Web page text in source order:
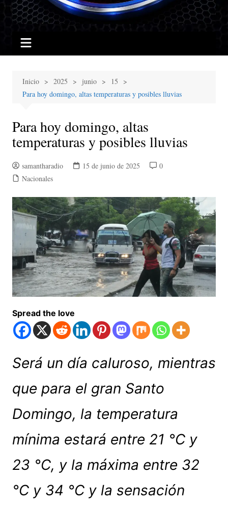
Inicio 2025 junio
15
Para hoy domingo, altas temperaturas y posibles lluvias
Para hoy domingo, altas
temperaturas y posibles lluvias
samantharadio 15 de junio de 2025
0
Nacionales
Spread the love
Será un día caluroso, mientras
que para el gran Santo
Domingo, la temperatura
mínima estará entre 21 °C y
23 °C, y la máxima entre 32
°C y 34 °C y la sensación